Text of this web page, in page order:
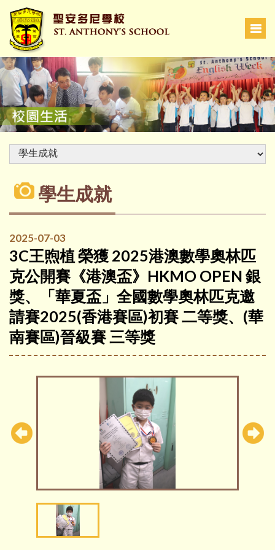
學生成就
2025-07-03
3C王煦植 榮獲 2025港澳數學奧林匹
克公開賽《港澳盃》HKMO OPEN 銀
獎、「華夏盃」全國數學奧林匹克邀
請賽2025(香港賽區)初賽 二等獎、(華
南賽區)晉級賽 三等獎